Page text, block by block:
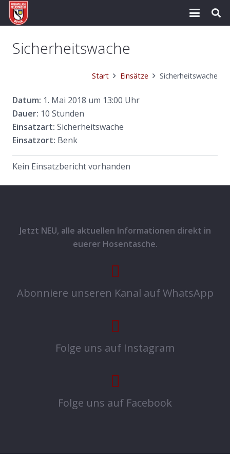
Sicherheitswache
Start Einsätze Sicherheitswache
Datum: 1. Mai 2018 um 13:00 Uhr
Dauer: 10 Stunden
Einsatzart: Sicherheitswache
Einsatzort: Benk
Kein Einsatzbericht vorhanden
Jetzt NEU, alle aktuellen Informationen direkt in
euerer Hosentasche.
Abonniere unseren Kanal auf WhatsApp
Folge uns auf Instagram
Folge uns auf Facebook